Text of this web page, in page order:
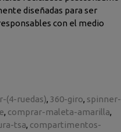
con el medio
(4-ruedas) 360-giro spinner-
comprar-maleta-amarilla
tsa compartimentos-